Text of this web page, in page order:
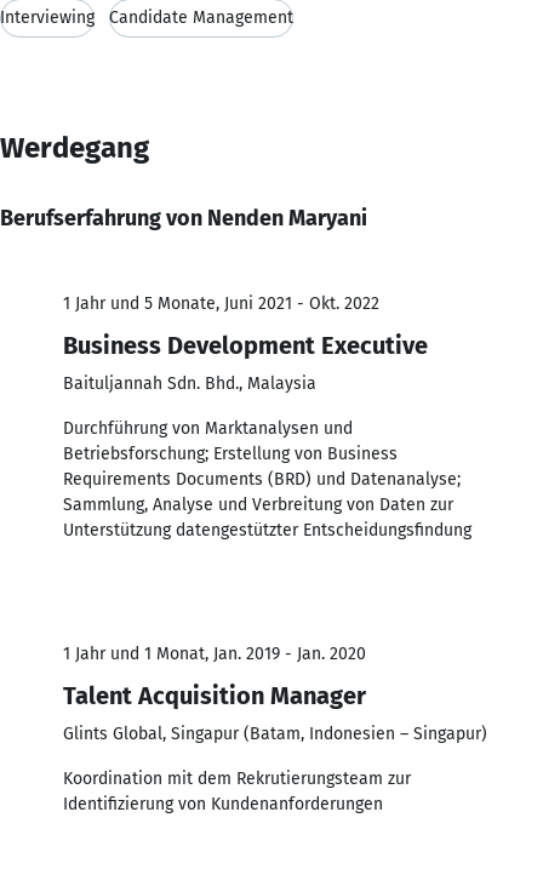
Interviewing Candidate Management
Werdegang
Berufserfahrung von Nenden Maryani
1 Jahr und 5 Monate, Juni 2021 - Okt. 2022
Business Development Executive
Baituljannah Sdn. Bhd., Malaysia
Durchführung von Marktanalysen und
Betriebsforschung; Erstellung von Business
Requirements Documents (BRD) und Datenanalyse;
Sammlung, Analyse und Verbreitung von Daten zur
Unterstützung datengestützter Entscheidungsfindung
1 Jahr und 1 Monat, Jan. 2019 - Jan. 2020
Talent Acquisition Manager
Glints Global, Singapur (Batam, Indonesien – Singapur)
Koordination mit dem Rekrutierungsteam zur
Identifizierung von Kundenanforderungen